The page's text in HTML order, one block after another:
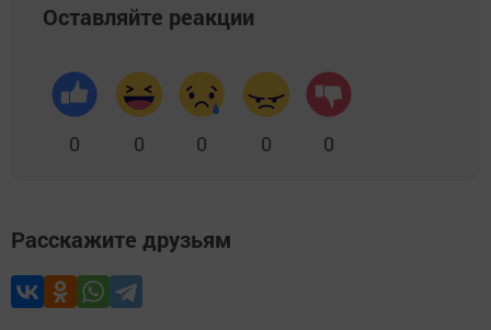
Оставляйте реакции
0 0 0 0 0
Расскажите друзьям